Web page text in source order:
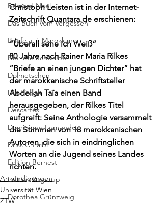
Bernard Noel
Das Buch vom Vergessen
Briefe a. j. Marokkaner
Die rote Schwalbe
Dolmetschen
Die Piroge
Descartes
Dominique Fernandez
Driss Chraibi
Edition Bernest
Edition Rugerup
Dorothea Grünzweig
Christoph Leisten ist in der Internet-
Zeitschrift Quantara.de erschienen:
“Überall sehe ich Weiß“
80 Jahre nach Rainer Maria Rilkes
“Briefe an einen jungen Dichter” hat
der marokkanische Schriftsteller
Abdellah Taïa einen Band
herausgegeben, der Rilkes Titel
aufgreift: Seine Anthologie versammelt
die Stimmen von 18 marokkanischen
Autoren, die sich in eindringlichen
Worten an die Jugend seines Landes
richten.
Ankündigungen
Universität Wien
ZTW